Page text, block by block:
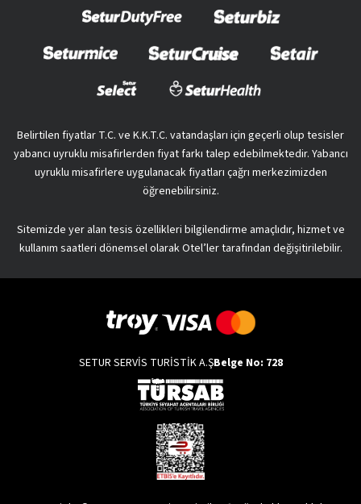
Belirtilen fiyatlar T.C. ve K.K.T.C. vatandaşları için geçerli olup tesisler
yabancı uyruklu misafirlerden fiyat farkı talep edebilmektedir. Yabancı
uyruklu misafirlere uygulanacak fiyatları çağrı merkezimizden
öğrenebilirsiniz.
Sitemizde yer alan tesis özellikleri bilgilendirme amaçlıdır, hizmet ve
kullanım saatleri dönemsel olarak Otel’ler tarafından değişitirilebilir.
SETUR SERVİS TURİSTİK A.ŞBelge No: 728